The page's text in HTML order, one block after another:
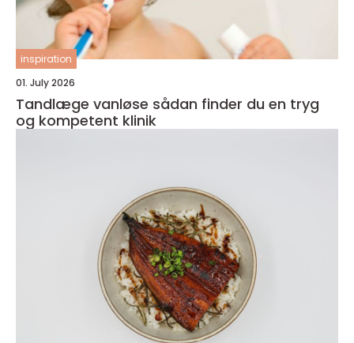
inspiration
01. July 2026
Tandlæge vanløse sådan finder du en tryg
og kompetent klinik